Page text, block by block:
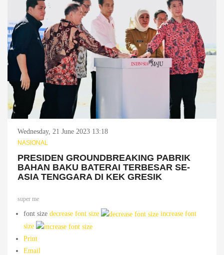
Wednesday, 21 June 2023 13:18
NASIONAL
PRESIDEN GROUNDBREAKING PABRIK
BAHAN BAKU BATERAI TERBESAR SE-
ASIA TENGGARA DI KEK GRESIK
super me
font size decrease font size
increase font
size
Print
Email